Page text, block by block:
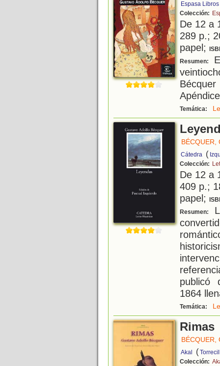
Espasa Libros
Colección:
De 12 a
289 p.;
papel;
Resumen:
Temática:
BÉCQUER,
Cátedra (
Colección:
De 12 a
409 p.;
papel;
Resumen:
publicó
1864
Temática:
Rimas
BÉCQUER,
Akal (
Colección: